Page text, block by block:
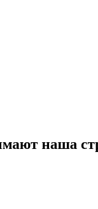
наша